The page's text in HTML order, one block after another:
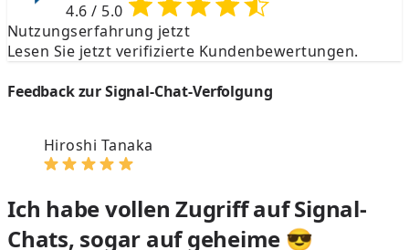
4.6 / 5.0
Nutzungserfahrung jetzt
Lesen Sie jetzt verifizierte Kundenbewertungen.
Feedback zur Signal-Chat-Verfolgung
Hiroshi Tanaka
Ich habe vollen Zugriff auf Signal-
Chats, sogar auf geheime 😎